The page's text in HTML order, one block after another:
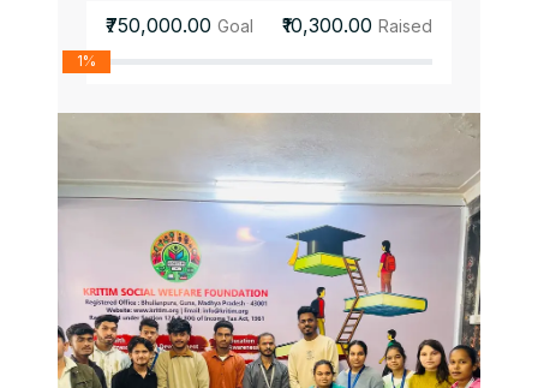
₹750,000.00 Goal ₹10,300.00 Raised
1%